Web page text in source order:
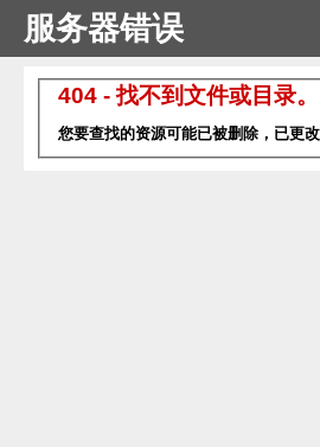
服务器错误
404 - 找不到文件或目录。
您要查找的资源可能已被删除，已更